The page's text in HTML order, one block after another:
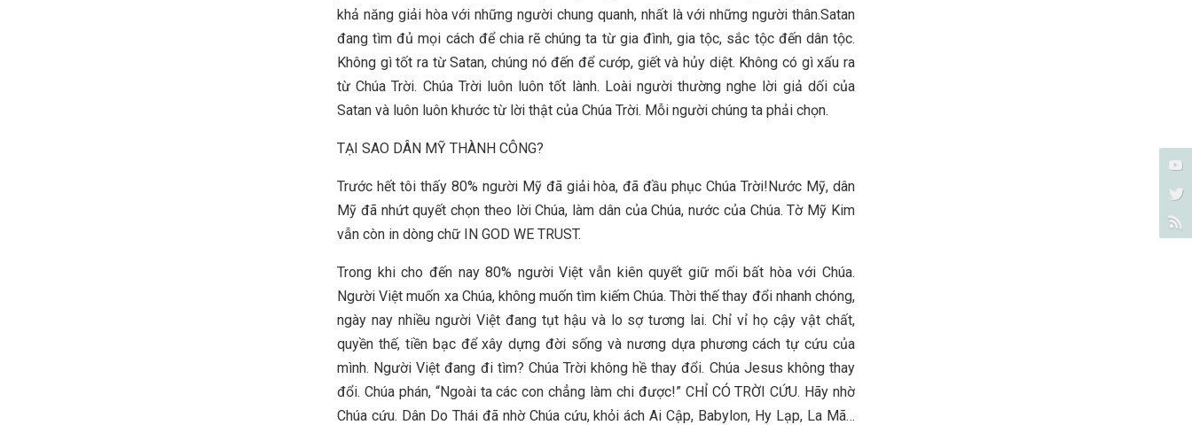
khả năng giải hòa với những người chung quanh, nhất là với những người thân.Satan
đang tìm đủ mọi cách để chia rẽ chúng ta từ gia đình, gia tộc, sắc tộc đến dân tộc.
Không gì tốt ra từ Satan, chúng nó đến để cướp, giết và hủy diệt. Không có gì xấu ra
từ Chúa Trời. Chúa Trời luôn luôn tốt lành. Loài người thường nghe lời giả dối của
Satan và luôn luôn khước từ lời thật của Chúa Trời. Mỗi người chúng ta phải chọn.
TẠI SAO DÂN MỸ THÀNH CÔNG?
Trước hết tôi thấy 80% người Mỹ đã giải hòa, đã đầu phục Chúa Trời!Nước Mỹ, dân
Mỹ đã nhứt quyết chọn theo lời Chúa, làm dân của Chúa, nước của Chúa. Tờ Mỹ Kim
vẫn còn in dòng chữ IN GOD WE TRUST.
Trong khi cho đến nay 80% người Việt vẫn kiên quyết giữ mối bất hòa với Chúa.
Người Việt muốn xa Chúa, không muốn tìm kiếm Chúa. Thời thế thay đổi nhanh chóng,
ngày nay nhiều người Việt đang tụt hậu và lo sợ tương lai. Chỉ vỉ họ cậy vật chất,
quyền thế, tiền bạc để xây dựng đời sống và nương dựa phương cách tự cứu của
mình. Người Việt đang đi tìm? Chúa Trời không hề thay đổi. Chúa Jesus không thay
đổi. Chúa phán, “Ngoài ta các con chẳng làm chi được!” CHỈ CÓ TRỜI CỨU. Hãy nhờ
Chúa cứu. Dân Do Thái đã nhờ Chúa cứu, khỏi ách Ai Cập, Babylon, Hy Lạp, La Mã…